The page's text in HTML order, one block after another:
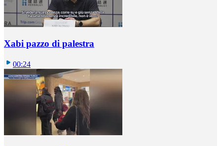
Xabi pazzo di palestra
00:24